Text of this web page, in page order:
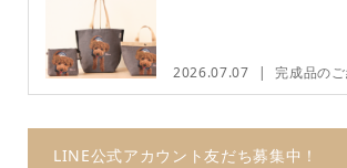
2026.07.07 完成品の
LINE公式アカウント友だち募集中！